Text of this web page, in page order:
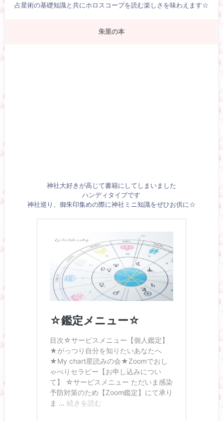
占星術の基礎知識と共にホロスコープを読む楽しさを味わえます☆
朱里の本
神社大好きが高じて書籍にしてしまいました
ハンディタイプです
神社巡り、御朱印集めの際に神社ミニ知識をぜひお供に☆